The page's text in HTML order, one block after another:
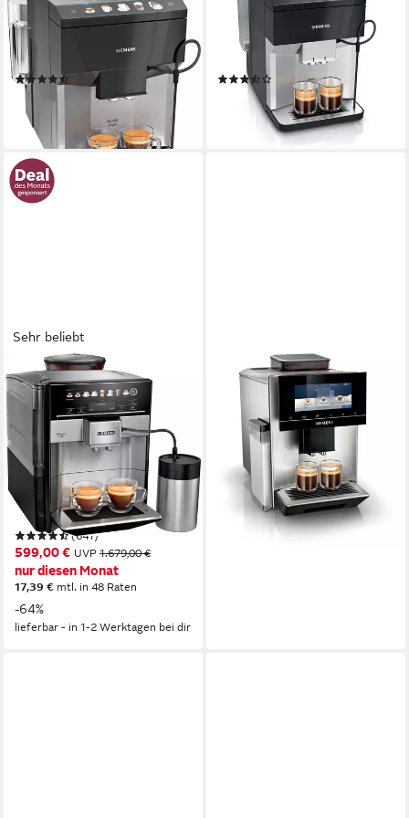
270 g
Bohnenkapazität
15 bar
Touch-Bedienung, Schalter Ein/Aus, Display
Bedienung
503,39 €
14,61 €
lieferbar - in 4-5 Werktagen bei dir
270 g
Bohnenkapazität
15 bar
Pumpendruck
Touch-Bedienung
Bedienung
411,78 €
mtl. in 36 Raten
lieferbar - in 4-5 Werktagen bei dir
Sehr beliebt
SIEMENS
Kaffeevollautomat EQ6 plus
s700 TE657M03DE, viele
Kaffeespezialitäten,
Doppeltassenfunk
Bohnenkapazität
19 bar
Pumpendruck
Sensortasten Bedienung
(641)
599,00 € UVP 1.679,00 €
nur diesen Monat
17,39 € mtl. in 48 Raten
-64%
lieferbar - in 1-2 Werktagen bei dir
SIEMENS
Kaffeevollautomat TQ903D03
1.472,68 €
42,76 €mtl. in 48 Raten
lieferbar - in 4-5 Werktagen bei dir